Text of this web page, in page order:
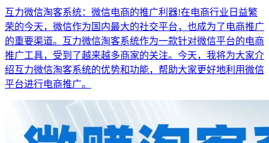
互力微信淘客系统：微信电商的推广利器!在电商行业日益繁
荣的今天，微信作为国内最大的社交平台，也成为了电商推广
的重要渠道。互力微信淘客系统作为一款针对微信平台的电商
推广工具，受到了越来越多商家的关注。今天，我将为大家介
绍互力微信淘客系统的优势和功能，帮助大家更好地利用微信
平台进行电商推广。